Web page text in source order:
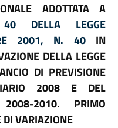
ADOTTATA A
40 DELLA LEGGE
2001, N. 40IN
DELLA LEGGE
DI PREVISIONE
2008 E DEL
2008-2010. PRIMO
DI VARIAZIONE